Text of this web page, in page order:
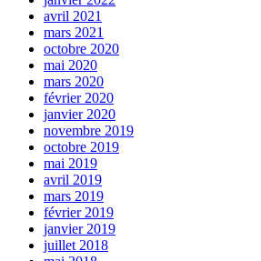
avril 2021
mars 2021
octobre 2020
mai 2020
mars 2020
février 2020
janvier 2020
novembre 2019
octobre 2019
mai 2019
avril 2019
mars 2019
février 2019
janvier 2019
juillet 2018